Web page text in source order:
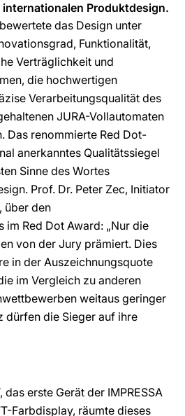
Produktdesign.
das Design unter
Funktionalität,
Verträglichkeit und
die hochwertigen
Verarbeitungsqualität des
JURA-Vollautomaten
Das renommierte Red Dot-
anerkanntes Qualitätssiegel
Sinne des Wortes
Prof. Dr. Peter Zec, Initiator
über den
im Red Dot Award: „Nur die
von der Jury prämiert. Dies
in der Auszeichnungsquote
im Vergleich zu anderen
weitaus geringer
dürfen die Sieger auf ihre
das erste Gerät der IMPRESSA
Farbdisplay, räumte dieses